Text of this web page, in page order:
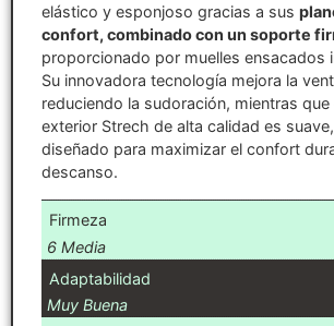
elástico y esponjoso gracias a sus
confort, combinado con un soporte
proporcionado por muelles ensacados
Su innovadora tecnología mejora la
reduciendo la sudoración, mientras que
exterior Strech de alta calidad es
diseñado para maximizar el confort
descanso.
Firmeza
6 Media
Adaptabilidad
Muy Buena